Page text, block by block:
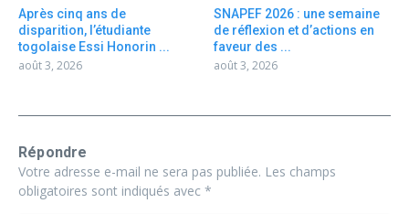
Après cinq ans de
disparition, l’étudiante
togolaise Essi Honorin ...
août 3, 2026
SNAPEF 2026 : une semaine
de réflexion et d’actions en
faveur des ...
août 3, 2026
Répondre
Votre adresse e-mail ne sera pas publiée. Les champs
obligatoires sont indiqués avec *